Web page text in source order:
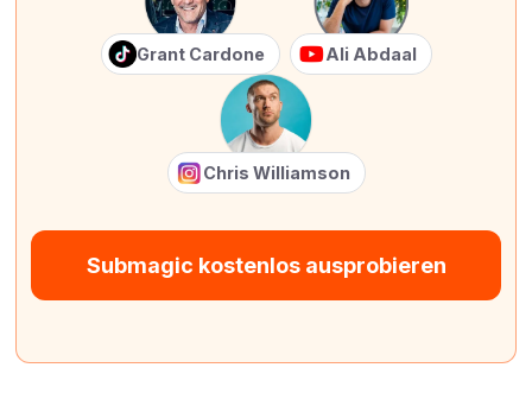
Grant Cardone Ali Abdaal
Chris Williamson
Submagic kostenlos ausprobieren